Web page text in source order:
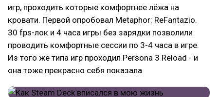
игр, проходить которые комфортнее лёжа на
кровати. Первой опробовал Metaphor: ReFantazio.
30 fps-лок и 4 часа игры без зарядки позволили
проводить комфортные сессии по 3-4 часа в игре.
Из того же типа игр проходил Persona 3 Reload - и
она тоже прекрасно себя показала.